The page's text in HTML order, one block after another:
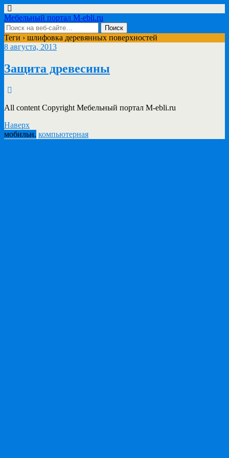
Мебельный портал M-ebli.ru
Теги › шлифовка деревянных поверхностей
8 августа, 2013
Защита древесины
All content Copyright Мебельный портал M-ebli.ru
Наверх
мобильн. компьютерная